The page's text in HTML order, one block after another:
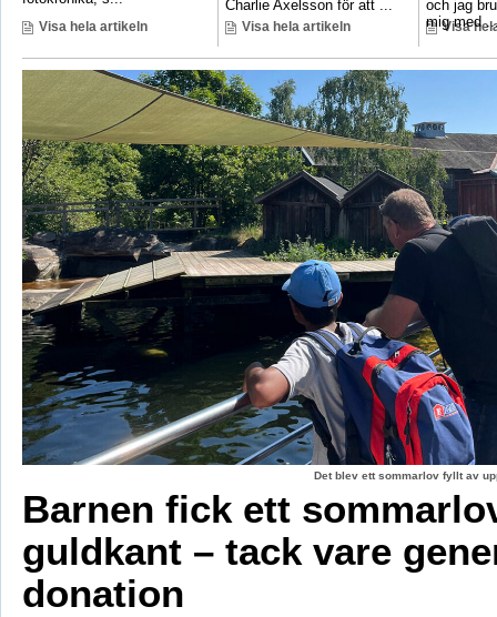
Visa hela artikeln
Charlie Axelsson för att ...
Visa hela artikeln
och jag
mig med
Visa
Det blev ett sommarlov fyllt av
Barnen fick ett
guldkant – tack vare
donation